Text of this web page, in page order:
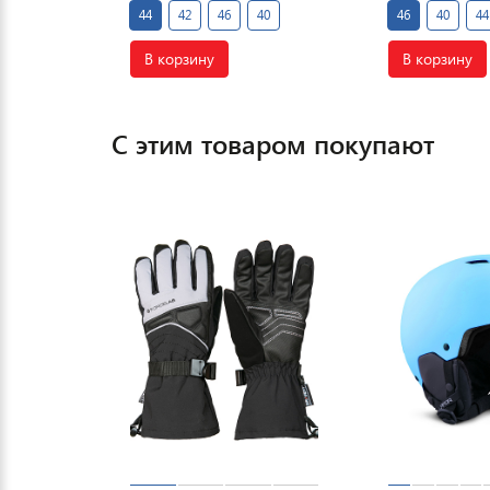
44 42 46 40
В корзину
46 40 44
В корзину
С этим товаром покупают